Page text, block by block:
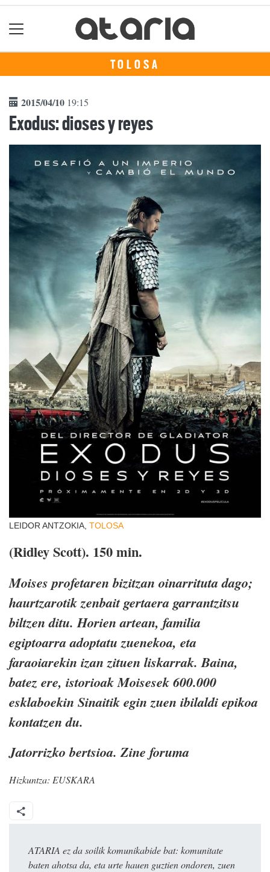
TOLOSA
2015/04/10 19:15
Exodus: dioses y reyes
LEIDOR ANTZOKIA, TOLOSA
(Ridley Scott). 150 min.
Moises profetaren bizitzan oinarrituta dago;
haurtzarotik zenbait gertaera garrantzitsu
biltzen ditu. Horien artean, familia
egiptoarra adoptatu zuenekoa, eta
faraoiarekin izan zituen liskarrak. Baina,
batez ere, istorioak Moisesek 600.000
esklaboekin Sinaitik egin zuen ibilaldi epikoa
kontatzen du.
Jatorrizko bertsioa. Zine foruma
Hizkuntza: EUSKARA
ATARIA ez da soilik komunikabide bat: komunitate
baten ahotsa da, eta urte hauen guztien ondoren, zuen